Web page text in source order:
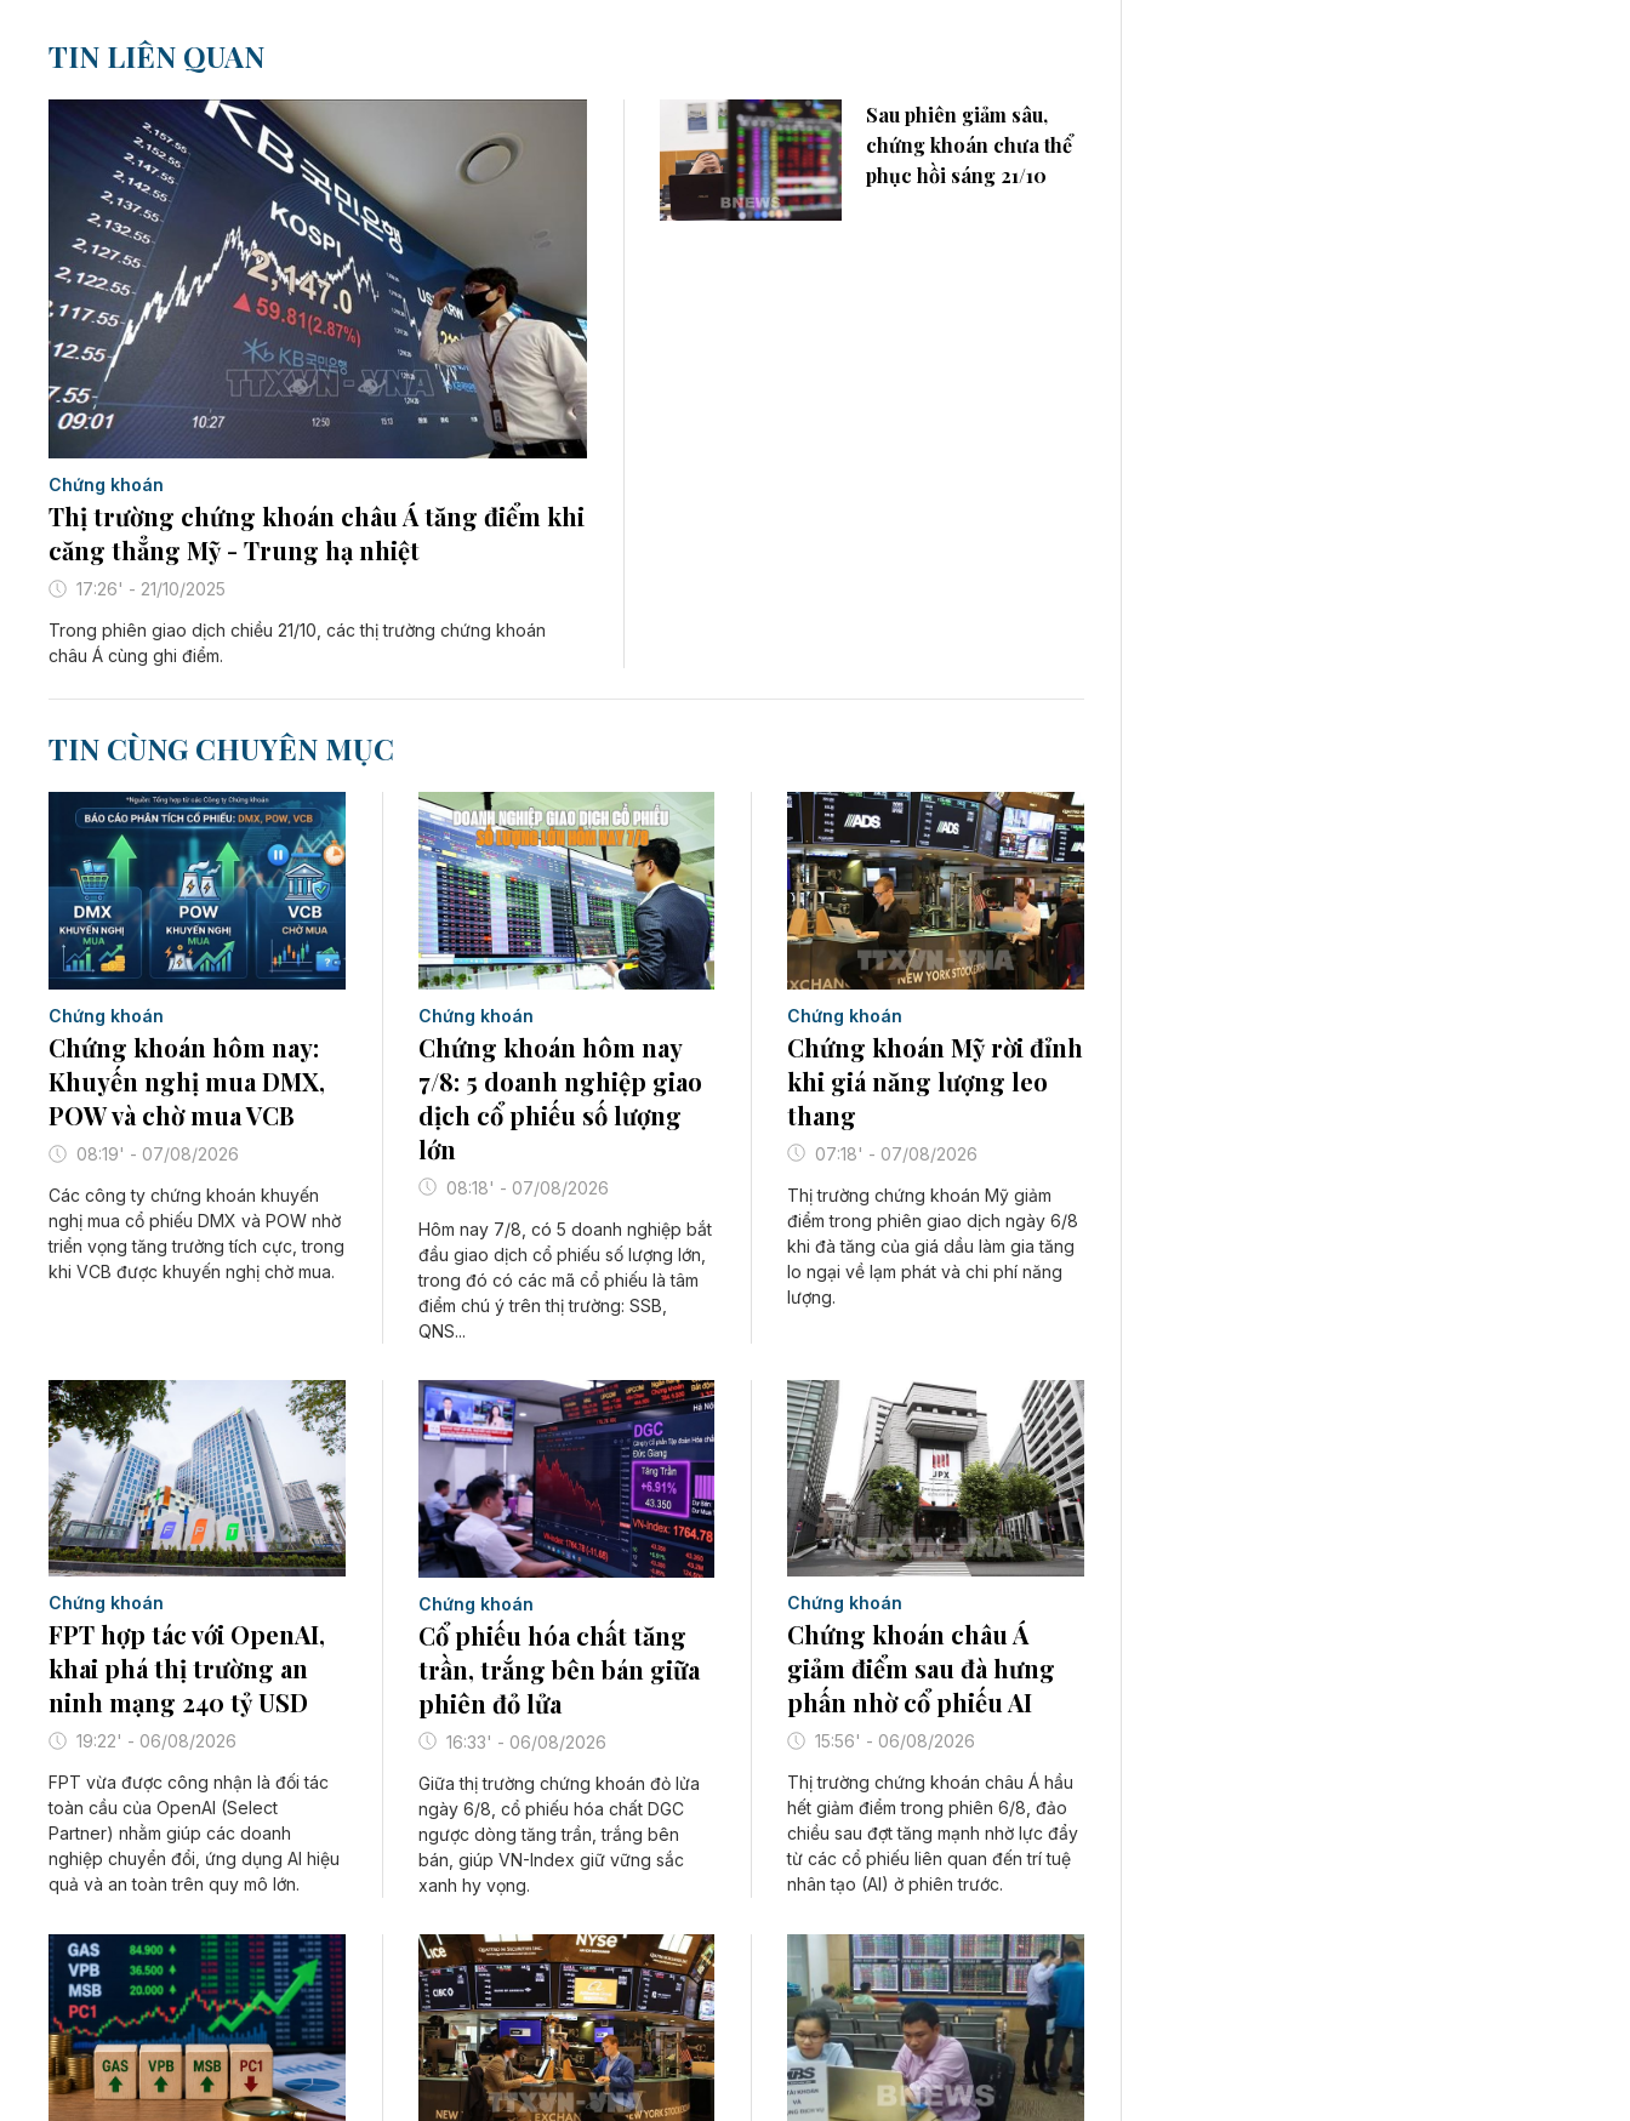
TIN LIÊN QUAN
Chứng khoán
Thị trường chứng khoán châu Á tăng điểm khi
căng thẳng Mỹ - Trung hạ nhiệt
17:26' - 21/10/2025
Trong phiên giao dịch chiều 21/10, các thị trường chứng khoán
châu Á cùng ghi điểm.
Sau phiên giảm sâu,
chứng khoán chưa thể
phục hồi sáng 21/10
TIN CÙNG CHUYÊN MỤC
Chứng khoán
Chứng khoán hôm nay:
Khuyến nghị mua DMX,
POW và chờ mua VCB
08:19' - 07/08/2026
Các công ty chứng khoán khuyến
nghị mua cổ phiếu DMX và POW nhờ
triển vọng tăng trưởng tích cực, trong
khi VCB được khuyến nghị chờ mua.
Chứng khoán
Chứng khoán hôm nay
7/8: 5 doanh nghiệp giao
dịch cổ phiếu số lượng
lớn
08:18' - 07/08/2026
Hôm nay 7/8, có 5 doanh nghiệp bắt
đầu giao dịch cổ phiếu số lượng lớn,
trong đó có các mã cổ phiếu là tâm
điểm chú ý trên thị trường: SSB,
QNS...
Chứng khoán
Chứng khoán Mỹ rời đỉnh
khi giá năng lượng leo
thang
07:18' - 07/08/2026
Thị trường chứng khoán Mỹ giảm
điểm trong phiên giao dịch ngày 6/8
khi đà tăng của giá dầu làm gia tăng
lo ngại về lạm phát và chi phí năng
lượng.
Chứng khoán
FPT hợp tác với OpenAI,
khai phá thị trường an
ninh mạng 240 tỷ USD
19:22' - 06/08/2026
FPT vừa được công nhận là đối tác
toàn cầu của OpenAI (Select
Partner) nhằm giúp các doanh
nghiệp chuyển đổi, ứng dụng AI hiệu
quả và an toàn trên quy mô lớn.
Chứng khoán
Cổ phiếu hóa chất tăng
trần, trắng bên bán giữa
phiên đỏ lửa
16:33' - 06/08/2026
Giữa thị trường chứng khoán đỏ lửa
ngày 6/8, cổ phiếu hóa chất DGC
ngược dòng tăng trần, trắng bên
bán, giúp VN-Index giữ vững sắc
xanh hy vọng.
Chứng khoán
Chứng khoán châu Á
giảm điểm sau đà hưng
phấn nhờ cổ phiếu AI
15:56' - 06/08/2026
Thị trường chứng khoán châu Á hầu
hết giảm điểm trong phiên 6/8, đảo
chiều sau đợt tăng mạnh nhờ lực đẩy
từ các cổ phiếu liên quan đến trí tuệ
nhân tạo (AI) ở phiên trước.